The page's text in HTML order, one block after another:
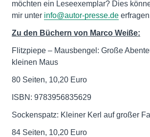
möchten ein Leseexemplar? Dies
mir unter info@autor-presse.de
Zu den Büchern von Marco Weiße:
Flitzpiepe – Mausbengel: Große
kleinen Maus
80 Seiten, 10,20 Euro
ISBN: 9783956835629
Sockenspatz: Kleiner Kerl auf großer
84 Seiten, 10,20 Euro